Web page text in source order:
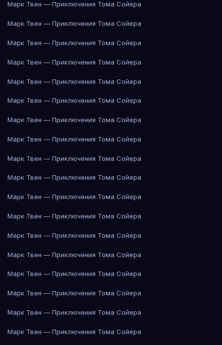
Марк Твен — Приключения Тома Сойера
Марк Твен — Приключения Тома Сойера
Марк Твен — Приключения Тома Сойера
Марк Твен — Приключения Тома Сойера
Марк Твен — Приключения Тома Сойера
Марк Твен — Приключения Тома Сойера
Марк Твен — Приключения Тома Сойера
Марк Твен — Приключения Тома Сойера
Марк Твен — Приключения Тома Сойера
Марк Твен — Приключения Тома Сойера
Марк Твен — Приключения Тома Сойера
Марк Твен — Приключения Тома Сойера
Марк Твен — Приключения Тома Сойера
Марк Твен — Приключения Тома Сойера
Марк Твен — Приключения Тома Сойера
Марк Твен — Приключения Тома Сойера
Марк Твен — Приключения Тома Сойера
Марк Твен — Приключения Тома Сойера